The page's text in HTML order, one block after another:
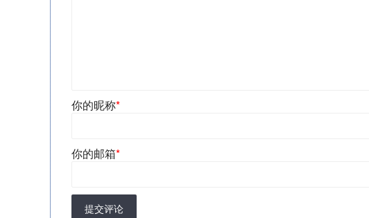
你的昵称*
你的邮箱*
提交评论